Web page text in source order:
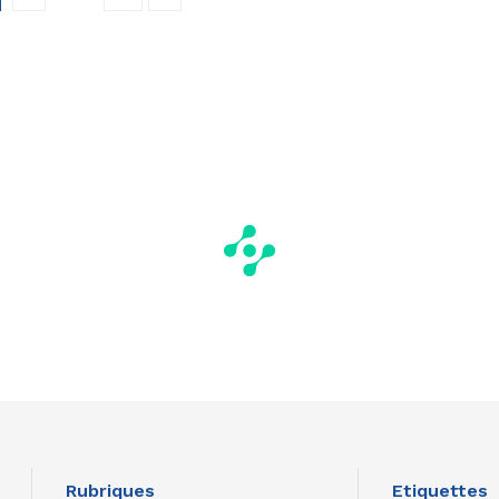
Rubriques Etiquettes